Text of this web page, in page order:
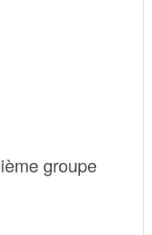
groupe